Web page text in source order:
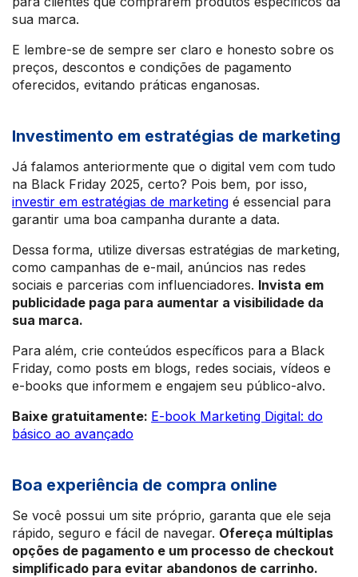
sua marca.
E lembre-se de sempre ser claro e honesto sobre os
preços, descontos e condições de pagamento
oferecidos, evitando práticas enganosas.
Investimento em estratégias de marketing
Já falamos anteriormente que o digital vem com tudo
na Black Friday 2025, certo? Pois bem, por isso,
investir em estratégias de marketing é essencial para
garantir uma boa campanha durante a data.
Dessa forma, utilize diversas estratégias de marketing,
como campanhas de e-mail, anúncios nas redes
sociais e parcerias com influenciadores. Invista em
publicidade paga para aumentar a visibilidade da
sua marca.
Para além, crie conteúdos específicos para a Black
Friday, como posts em blogs, redes sociais, vídeos e
e-books que informem e engajem seu público-alvo.
Baixe gratuitamente: E-book Marketing Digital: do
básico ao avançado
Boa experiência de compra online
Se você possui um site próprio, garanta que ele seja
rápido, seguro e fácil de navegar. Ofereça múltiplas
opções de pagamento e um processo de checkout
simplificado para evitar abandonos de carrinho.